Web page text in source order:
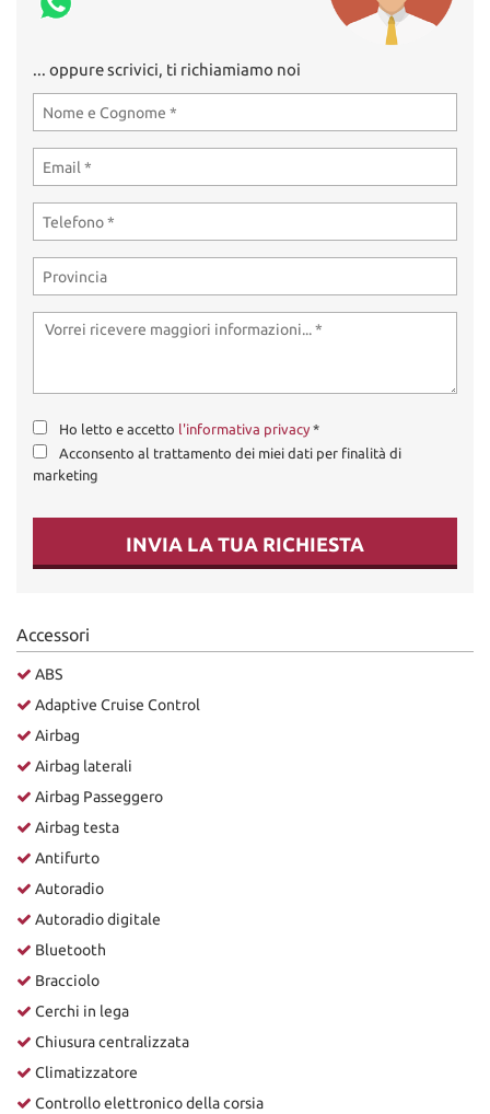
... oppure scrivici, ti richiamiamo noi
Ho letto e accetto l'informativa privacy *
Acconsento al trattamento dei miei dati per finalità di
marketing
INVIA LA TUA RICHIESTA
Accessori
ABS
Adaptive Cruise Control
Airbag
Airbag laterali
Airbag Passeggero
Airbag testa
Antifurto
Autoradio
Autoradio digitale
Bluetooth
Bracciolo
Cerchi in lega
Chiusura centralizzata
Climatizzatore
Controllo elettronico della corsia